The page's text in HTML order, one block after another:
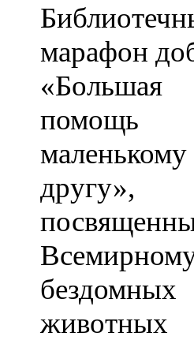
марафон
«Большая
помощь
маленькому
другу»,
бездомных
животных